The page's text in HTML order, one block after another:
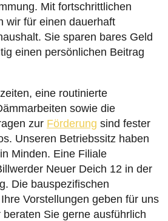
Mit fortschrittlichen
wir für einen dauerhaft
Sie sparen bares Geld
einen persönlichen Beitrag
eine routinierte
sowie die
zur Förderung sind fester
Unseren Betriebssitz haben
Minden. Eine Filiale
Neuer Deich 12 in der
Die bauspezifischen
Vorstellungen geben für uns
Sie gerne ausführlich